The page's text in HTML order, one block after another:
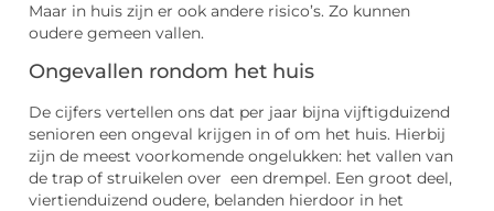
Maar in huis zijn er ook andere risico’s. Zo kunnen
oudere gemeen vallen.
Ongevallen rondom het huis
De cijfers vertellen ons dat per jaar bijna vijftigduizend
senioren een ongeval krijgen in of om het huis. Hierbij
zijn de meest voorkomende ongelukken: het vallen van
de trap of struikelen over een drempel. Een groot deel,
viertienduizend oudere, belanden hierdoor in het